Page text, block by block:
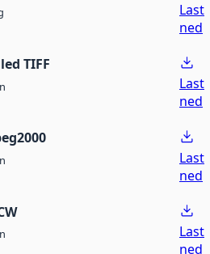
Last
ned
TIFF
Last
ned
Last
ned
Last
ned